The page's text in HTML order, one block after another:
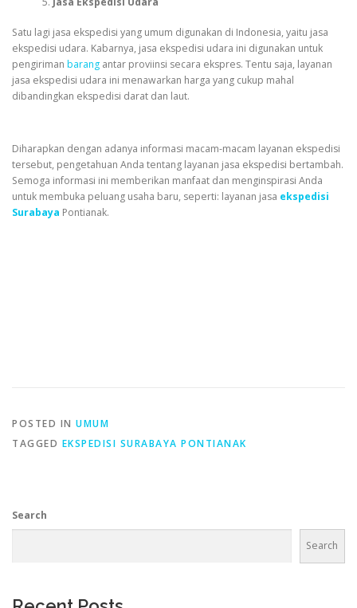
Satu lagi jasa ekspedisi yang umum digunakan di Indonesia, yaitu jasa
ekspedisi udara. Kabarnya, jasa ekspedisi udara ini digunakan untuk
pengiriman barang antar proviinsi secara ekspres. Tentu saja, layanan
jasa ekspedisi udara ini menawarkan harga yang cukup mahal
dibandingkan ekspedisi darat dan laut.
Diharapkan dengan adanya informasi macam-macam layanan ekspedisi
tersebut, pengetahuan Anda tentang layanan jasa ekspedisi bertambah.
Semoga informasi ini memberikan manfaat dan menginspirasi Anda
untuk membuka peluang usaha baru, seperti: layanan jasa ekspedisi
Surabaya Pontianak.
POSTED IN UMUM
TAGGED EKSPEDISI SURABAYA PONTIANAK
Search
Search